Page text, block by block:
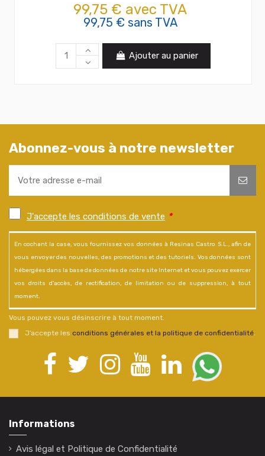
99,75 € avec TVA
99,75 € sans TVA
Ajouter au panier
Abonnez-vous à notre newsletter
J'accepte les conditions de vente *
En cochant la case, vous fournissez vos données à Resinas Castro S.L., afin de
vous envoyer des nouvelles, des promotions et des tutoriels. Vos données sont
hébergées dans la base de données de notre site Internet et vous pouvez exercer
vos droits d'accès, de rectification, de limitation ou de suppression, à tout
moment.
Vous pouvez vous désinscrire à tout moment.
J’accepte les conditions générales et la politique de confidentialité.
Informations
Avis légal et Politique de Confidentialité